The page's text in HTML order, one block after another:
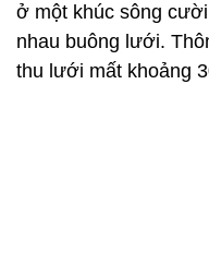
ở một khúc sông
nhau buông lưới.
thu lưới mất khoảng